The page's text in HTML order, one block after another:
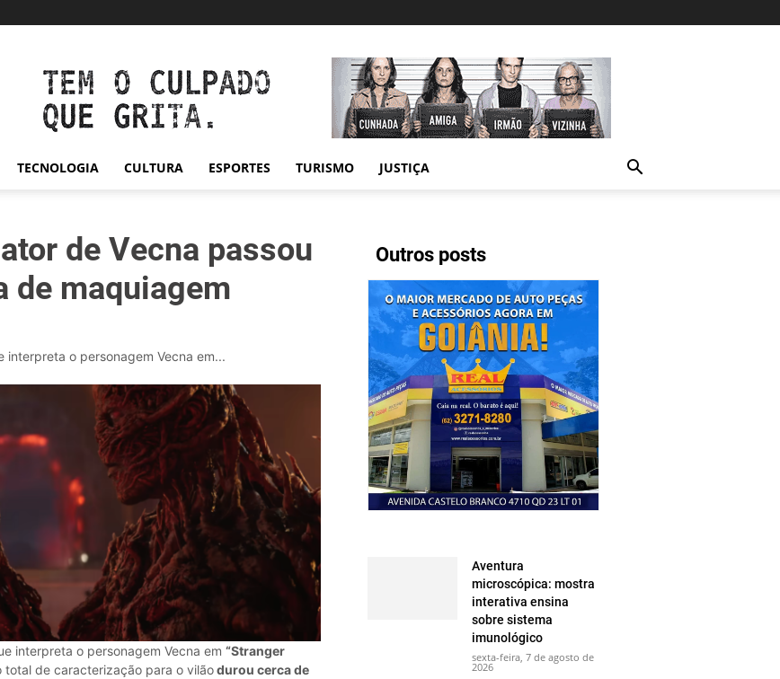
TECNOLOGIA CULTURA ESPORTES TURISMO JUSTIÇA
Outros posts
Aventura
microscópica: mostra
interativa ensina
sobre sistema
imunológico
sexta-feira, 7 de agosto de
2026
de Vecna passou
de maquiagem
interpreta o personagem Vecna em...
interpreta o personagem Vecna em “Stranger
de caracterização para o vilãodurou cerca de